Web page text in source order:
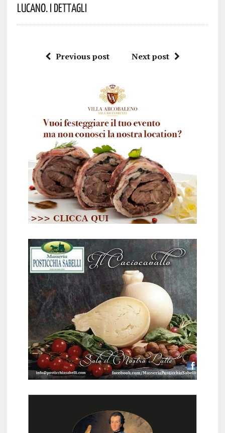
Lucano. I Dettagli
Previous post Next post